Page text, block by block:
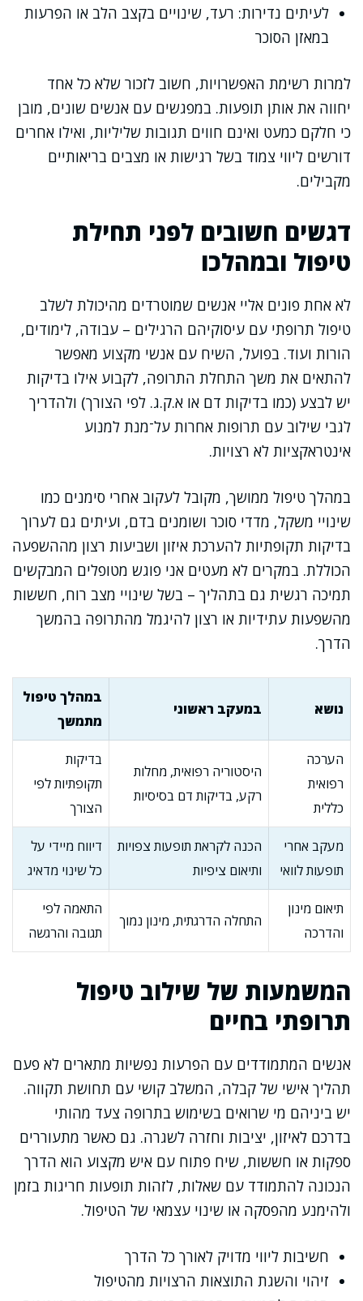
לעיתים נדירות: רעד, שינויים בקצב הלב או הפרעות
במאזן הסוכר
למרות רשימת האפשרויות, חשוב לזכור שלא כל אחד
יחווה את אותן תופעות. במפגשים עם אנשים שונים, מובן
כי חלקם כמעט ואינם חווים תגובות שליליות, ואילו אחרים
דורשים ליווי צמוד בשל רגישות או מצבים בריאותיים
מקבילים.
דגשים חשובים לפני תחילת
טיפול ובמהלכו
לא אחת פונים אליי אנשים שמוטרדים מהיכולת לשלב
טיפול תרופתי עם עיסוקיהם הרגילים – עבודה, לימודים,
הורות ועוד. בפועל, השיח עם אנשי מקצוע מאפשר
להתאים את משך התחלת התרופה, לקבוע אילו בדיקות
יש לבצע (כמו בדיקות דם או א.ק.ג. לפי הצורך) ולהדריך
לגבי שילוב עם תרופות אחרות על־מנת למנוע
אינטראקציות לא רצויות.
במהלך טיפול ממושך, מקובל לעקוב אחרי סימנים כמו
שינויי משקל, מדדי סוכר ושומנים בדם, ועיתים גם לערוך
בדיקות תקופתיות להערכת איזון ושביעות רצון מההשפעה
הכוללת. במקרים לא מעטים אני פוגש מטופלים המבקשים
תמיכה רגשית גם בתהליך – בשל שינויי מצב רוח, חששות
מהשפעות עתידיות או רצון להיגמל מהתרופה בהמשך
הדרך.
נושא במעקב ראשוני
במהלך טיפול
מתמשך
הערכה
רפואית
כללית
היסטוריה רפואית, מחלות
רקע, בדיקות דם בסיסיות
בדיקות
תקופתיות לפי
הצורך
מעקב אחרי
תופעות לוואי
הכנה לקראת תופעות צפויות
ותיאום ציפיות
דיווח מיידי על
כל שינוי מדאיג
תיאום מינון
והדרכה
התחלה הדרגתית, מינון נמוך
התאמה לפי
תגובה והרגשה
המשמעות של שילוב טיפול
תרופתי בחיים
אנשים המתמודדים עם הפרעות נפשיות מתארים לא פעם
תהליך אישי של קבלה, המשלב קושי עם תחושת תקווה.
יש ביניהם מי שרואים בשימוש בתרופה צעד מהותי
בדרכם לאיזון, יציבות וחזרה לשגרה. גם כאשר מתעוררים
ספקות או חששות, שיח פתוח עם איש מקצוע הוא הדרך
הנכונה להתמודד עם שאלות, לזהות תופעות חריגות בזמן
ולהימנע מהפסקה או שינוי עצמאי של הטיפול.
חשיבות ליווי מדויק לאורך כל הדרך
זיהוי והשגת התוצאות הרצויות מהטיפול